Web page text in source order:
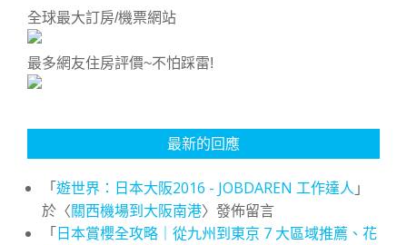
全球最大訂房/機票網站
最多網友住房評價~不怕踩雷!
最新的回應
「遊世界：日本大阪2016 - JOBDAREN 工作達人 」
於〈關西機場到大阪南港〉發佈留言
「日本賞櫻全攻略｜從九州到東京 7 大區域推薦、花